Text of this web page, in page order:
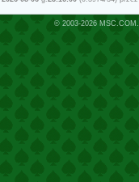
© 2003-2026